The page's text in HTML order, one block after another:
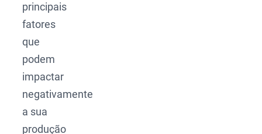
principais
fatores
que
podem
impactar
negativamente
a sua
produção